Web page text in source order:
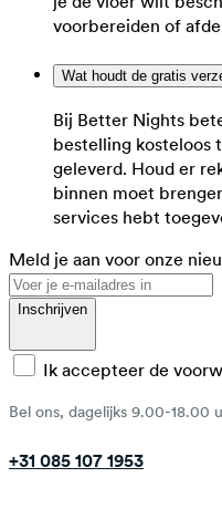
voorbereiden of
Wat houdt de gratis
Bij Better Nights
bestelling kosteloos
geleverd. Houd er
binnen moet
services hebt
Meld je aan voor onze
Inschrijven
Ik accepteer de
Bel ons, dagelijks 9.00-18.00 u
+31 085 107 1953